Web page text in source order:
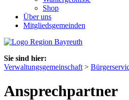
Shop
Über uns
Mitgliedsgemeinden
Sie sind hier:
Verwaltungsgemeinschaft >
Ansprechpartner